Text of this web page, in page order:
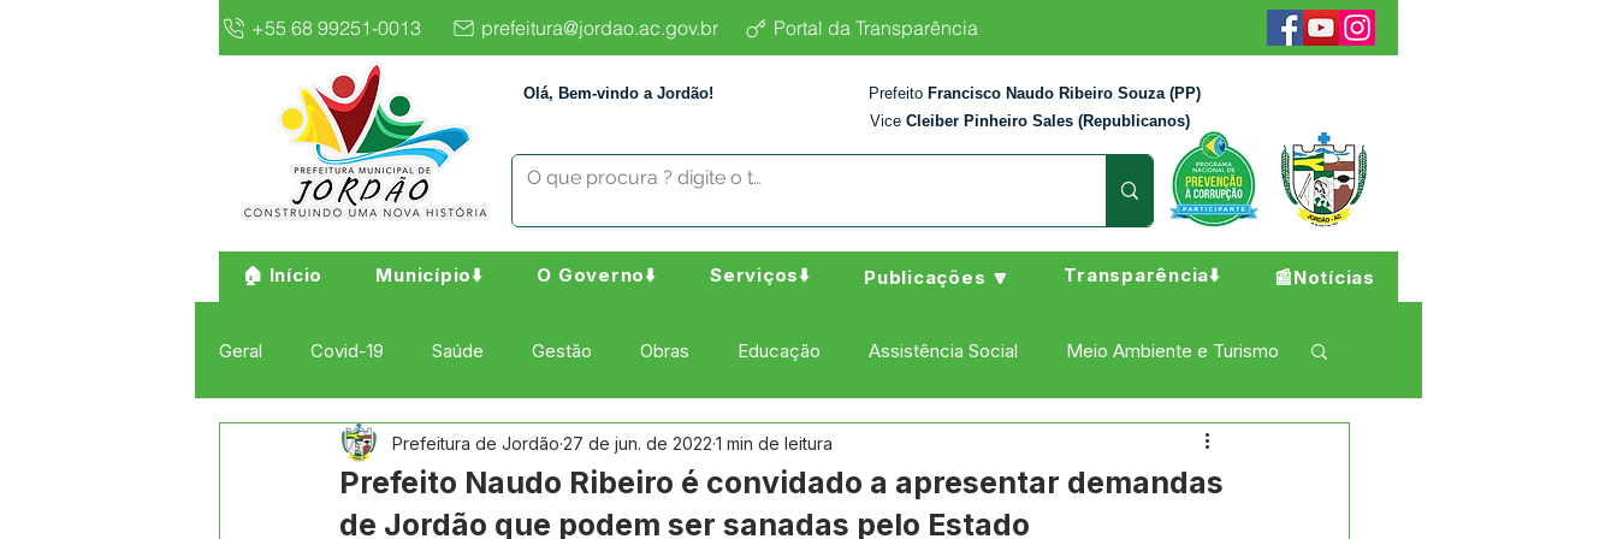
+55 68 99251-0013 prefeitura@jordao.ac.gov.br Portal da Transparência
Olá, Bem-vindo a Jordão! Prefeito Francisco Naudo Ribeiro Souza (PP)
Vice Cleiber Pinheiro Sales (Republicanos)
🏠 Início Município⬇️ O Governo⬇️ Serviços⬇️ Publicações 🔽 Transparência⬇️ 📰Notícias
Geral Covid-19 Saúde Gestão Obras Educação Assistência Social Meio Ambiente e Turismo
Institucional e Governo Cultura Esporte e Lazer Administração e Finanças Campanhas
Prefeito Naudo Ribeiro é convidado a apresentar demandas
de Jordão que podem ser sanadas pelo Estado
Prefeitura de Jordão 27 de jun. de 2022 1 min de leitura